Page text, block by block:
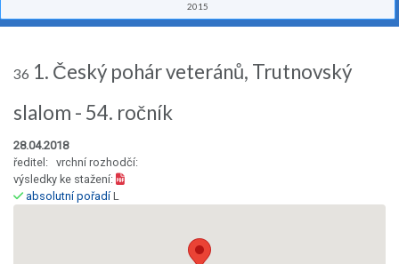
2015
36 1. Český pohár veteránů, Trutnovský
slalom - 54. ročník
28.04.2018
ředitel: vrchní rozhodčí:
výsledky ke stažení:
absolutní pořadíL